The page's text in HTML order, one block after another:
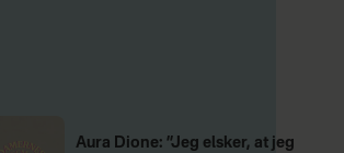
Aura Dione: ”Jeg elsker, at jeg